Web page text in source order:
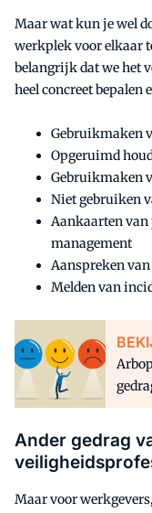
Maar wat kun je wel
werkplek voor elkaar
belangrijk dat we het
heel concreet bepalen
Gebruikmaken
Opgeruimd
Gebruikmaken
Niet gebruiken
Aankaarten van
management
Aanspreken van
Melden van
Ander gedrag
Maar voor